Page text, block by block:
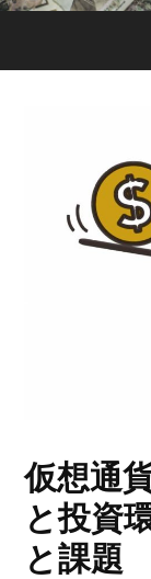
仮想通
と投資
と課題